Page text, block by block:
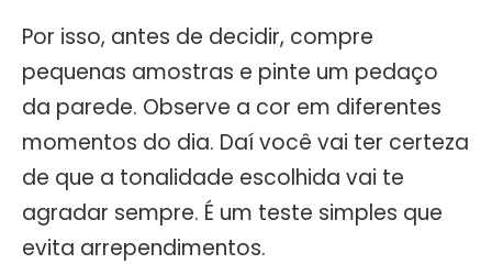
Por isso, antes de decidir, compre
pequenas amostras e pinte um pedaço
da parede. Observe a cor em diferentes
momentos do dia. Daí você vai ter certeza
de que a tonalidade escolhida vai te
agradar sempre. É um teste simples que
evita arrependimentos.